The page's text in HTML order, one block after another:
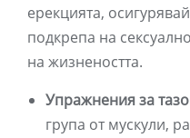
ерекцията,
подкрепа на
на жизнеността.
Упражнения за
група от мускули,